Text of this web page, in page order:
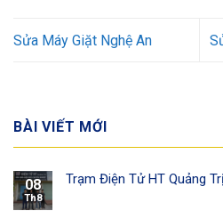
Sửa Máy Giặt Nghệ An
BÀI VIẾT MỚI
08
Th8
Trạm Điện Tử HT Quảng Trị